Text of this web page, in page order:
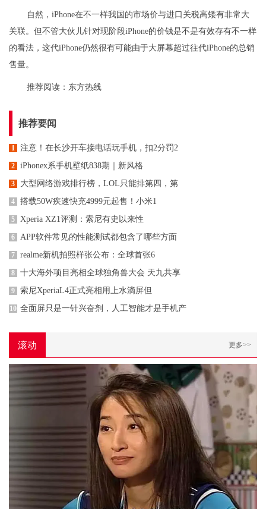
自然，iPhone在不一样我国的市场价与进口关税高矮有非常大
关联。但不管大伙儿针对现阶段iPhone的价钱是不是有效存有不一样
的看法，这代iPhone仍然很有可能由于大屏幕超过往代iPhone的总销
售量。
推荐阅读： 东方热线
推荐要闻
1 注意！在长沙开车接电话玩手机，扣2分罚2
2 iPhonex系手机壁纸838期｜新风格
3 大型网络游戏排行榜，LOL只能排第四，第
4 搭载50W疾速快充4999元起售！小米1
5 Xperia XZ1评测：索尼有史以来性
6 APP软件常见的性能测试都包含了哪些方面
7 realme新机拍照样张公布：全球首张6
8 十大海外项目亮相全球独角兽大会 天九共享
9 索尼XperiaL4正式亮相用上水滴屏但
10 全面屏只是一针兴奋剂，人工智能才是手机产
滚动 更多>>